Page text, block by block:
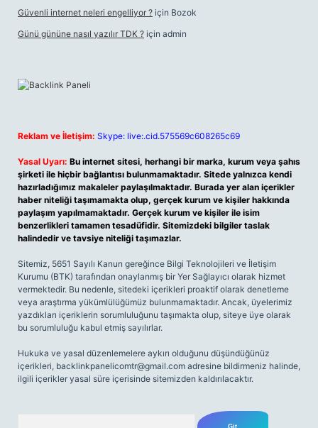
Güvenli internet neleri engelliyor ? için Bozok
Günü gününe nasıl yazılır TDK ? için admin
Reklam ve İletişim: Skype: live:.cid.575569c608265c69
Yasal Uyarı: Bu internet sitesi, herhangi bir marka, kurum veya şahıs
şirketi ile hiçbir bağlantısı bulunmamaktadır. Sitede yalnızca kendi
hazırladığımız makaleler paylaşılmaktadır. Burada yer alan içerikler
haber niteliği taşımamakta olup, gerçek kurum ve kişiler hakkında
paylaşım yapılmamaktadır. Gerçek kurum ve kişiler ile isim
benzerlikleri tamamen tesadüfidir. Sitemizdeki bilgiler taslak
halindedir ve tavsiye niteliği taşımazlar.
Sitemiz, 5651 Sayılı Kanun gereğince Bilgi Teknolojileri ve İletişim
Kurumu (BTK) tarafından onaylanmış bir Yer Sağlayıcı olarak hizmet
vermektedir. Bu nedenle, sitedeki içerikleri proaktif olarak denetleme
veya araştırma yükümlülüğümüz bulunmamaktadır. Ancak, üyelerimiz
yazdıkları içeriklerin sorumluluğunu taşımakta olup, siteye üye olarak
bu sorumluluğu kabul etmiş sayılırlar.
Hukuka ve yasal düzenlemelere aykırı olduğunu düşündüğünüz
içerikleri, backlinkpanelicomtr@gmail.com adresine bildirmeniz halinde,
ilgili içerikler yasal süre içerisinde sitemizden kaldırılacaktır.